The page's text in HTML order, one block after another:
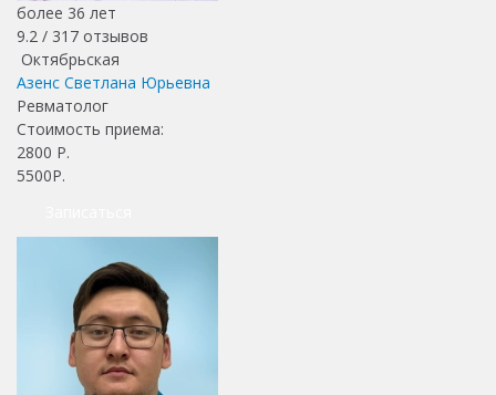
более 36 лет
9.2 / 317 отзывов
Октябрьская
Азенс Светлана Юрьевна
Ревматолог
Стоимость приема:
2800 Р.
5500Р.